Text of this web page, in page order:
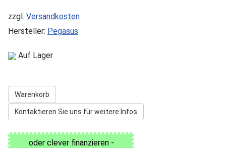
zzgl. Versandkosten
Hersteller: Pegasus
Auf Lager
Warenkorb
Kontaktieren Sie uns für weitere Infos
oder clever finanzieren -